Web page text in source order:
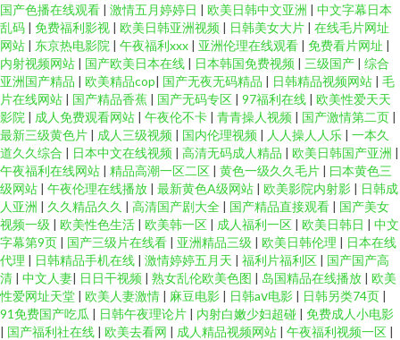
国产色播在线观看 | 激情五月婷婷日 | 欧美日韩中文亚洲 | 中文字幕日本
乱码 | 免费福利影视 | 欧美日韩亚洲视频 | 日韩美女大片 | 在线毛片网址
网站 | 东京热电影院 | 午夜福利xxx | 亚洲伦理在线观看 | 免费看片网址 |
内射视频网站 | 国产欧美日本在线 | 日本韩国免费视频 | 三级国产 | 综合
亚洲国产精品 | 欧美精品cop| 国产无夜无码精品 | 日韩精品视频网站 | 毛
片在线网站 | 国产精品香蕉 | 国产无码专区 | 97福利在线 | 欧美性爱天天
影院 | 成人免费观看网站 | 午夜伦不卡 | 青青操人视频 | 国产激情第二页 |
最新三级黄色片 | 成人三级视频 | 国内伦理视频 | 人人操人人乐 | 一本久
道久久综合 | 日本中文在线视频 | 高清无码成人精品 | 欧美日韩国产亚洲 |
午夜福利在线网站 | 精品高潮一区二区 | 黄色一级久久毛片 | 曰本黄色三
级网站 | 午夜伦理在线播放 | 最新黄色A级网站 | 欧美影院内射影 | 日韩成
人亚洲 | 久久精品久久 | 高清国产剧大全 | 国产精品直接观看 | 国产美女
视频一级 | 欧美性色生活 | 欧美韩一区 | 成人福利一区 | 欧美日韩日 | 中文
字幕第9页 | 国产三级片在线看 | 亚洲精品三级 | 欧美日韩伦理 | 日本在线
代理 | 日韩精品手机在线 | 激情婷婷五月天 | 福利片福利区 | 国产国产高
清 | 中文人妻| 日日干视频 | 熟女乱伦欧美色图 | 岛国精品在线播放 | 欧美
性爱网址天堂 | 欧美人妻激情 | 麻豆电影 | 日韩aⅴ电影 | 日韩另类74页 |
91免费国产吃瓜 | 日韩午夜理论片 | 内射白嫩少妇超碰 | 免费成人小电影
| 国产福利社在线 | 欧美去看网 | 成人精品视频网站 | 午夜福利视频一区 |